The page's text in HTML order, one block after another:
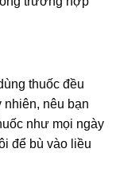
thuốc đều
nêu bạn
như mọi ngày
để bù vào liều